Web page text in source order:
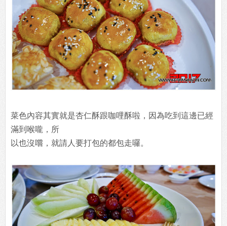
菜色內容其實就是杏仁酥跟咖哩酥啦，因為吃到這邊已經
滿到喉嚨，所
以也沒嚐，就請人要打包的都包走囉。